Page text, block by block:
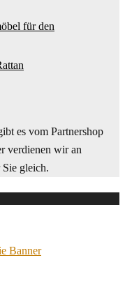
für den
es vom Partnershop
verdienen wir an
gleich.
Banner